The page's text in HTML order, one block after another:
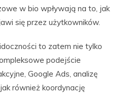
w bio wpływają na to, jak
się przez użytkowników.
to zatem nie tylko
podejście
Google Ads, analizę
również koordynację